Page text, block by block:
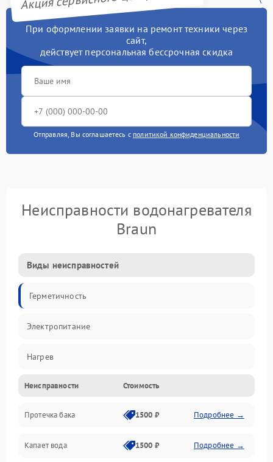
При оформлении заявки на ремонт техники через
сайт,
действует персональная бессрочная скидка
Отправляя, Вы соглашаетесь с политикой конфиденциальности
Неисправности водонагревателя
Braun
Виды неисправностей
Герметичность
Электропитание
Нагрев
Датчики
Механика
Неисправности Стоимость
Протечка бака 1500 ₽ Подробнее →
Капает вода 1500 ₽ Подробнее →